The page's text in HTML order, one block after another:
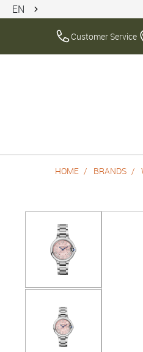
EN
Customer Service
HOME BRANDS